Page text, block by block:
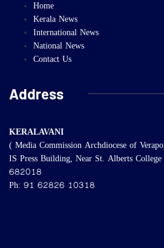
Home
Kerala News
International News
National News
Contact Us
Address
KERALAVANI
( Media Commission Archdiocese of
IS Press Building, Near St. Alberts
682018
Ph: 91 62826 10318